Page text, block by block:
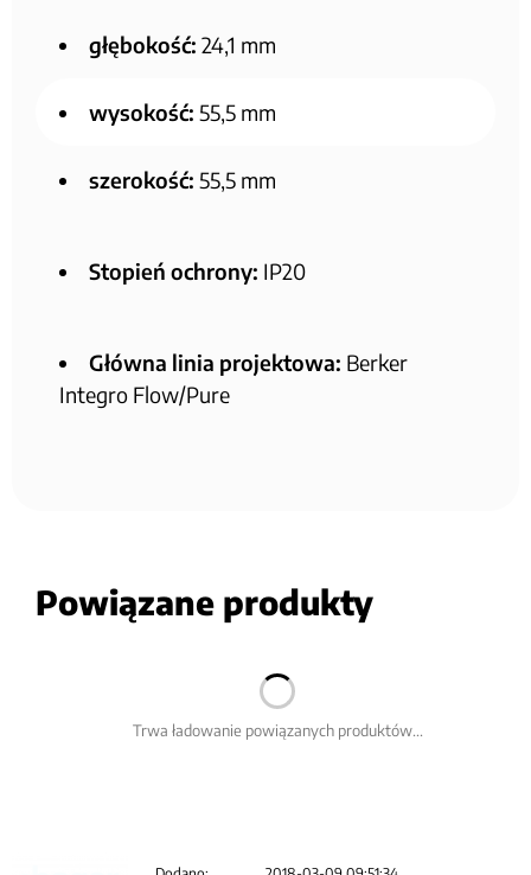
głębokość: 24,1 mm
wysokość: 55,5 mm
szerokość: 55,5 mm
Stopień ochrony: IP20
Główna linia projektowa: Berker
Integro Flow/Pure
Powiązane produkty
Trwa ładowanie powiązanych produktów...